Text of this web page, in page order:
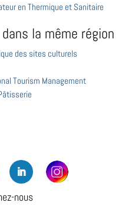
en Thermique et Sanitaire
la même région
des sites culturels
Tourism Management
nous